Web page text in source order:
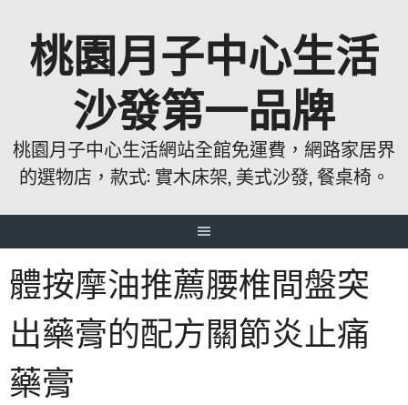
桃園月子中心生活
沙發第一品牌
桃園月子中心生活網站全館免運費，網路家居界
的選物店，款式: 實木床架, 美式沙發, 餐桌椅。
體按摩油推薦腰椎間盤突
出藥膏的配方關節炎止痛
藥膏